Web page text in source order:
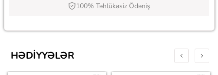
100% Təhlükəsiz Ödəniş
HƏDIYYƏLƏR